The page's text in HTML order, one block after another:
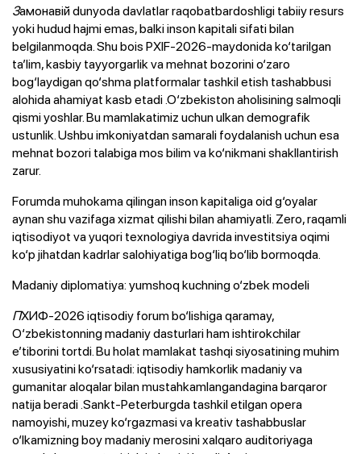
Замонавiй dunyoda davlatlar raqobatbardoshligi tabiiy resurs
yoki hudud hajmi emas, balki inson kapitali sifati bilan
belgilanmoqda. Shu bois PXIF-2026-maydonida ko‘tarilgan
ta’lim, kasbiy tayyorgarlik va mehnat bozorini o‘zaro
bog‘laydigan qo‘shma platformalar tashkil etish tashabbusi
alohida ahamiyat kasb etadi .O‘zbekiston aholisining salmoqli
qismi yoshlar. Bu mamlakatimiz uchun ulkan demografik
ustunlik. Ushbu imkoniyatdan samarali foydalanish uchun esa
mehnat bozori talabiga mos bilim va ko‘nikmani shakllantirish
zarur.
Forumda muhokama qilingan inson kapitaliga oid g‘oyalar
aynan shu vazifaga xizmat qilishi bilan ahamiyatli. Zero, raqamli
iqtisodiyot va yuqori texnologiya davrida investitsiya oqimi
ko‘p jihatdan kadrlar salohiyatiga bog‘liq bo‘lib bormoqda.
Madaniy diplomatiya: yumshoq kuchning o‘zbek modeli
ПХИФ-2026 iqtisodiy forum bo‘lishiga qaramay,
O‘zbekistonning madaniy dasturlari ham ishtirokchilar
e’tiborini tortdi. Bu holat mamlakat tashqi siyosatining muhim
xususiyatini ko‘rsatadi: iqtisodiy hamkorlik madaniy va
gumanitar aloqalar bilan mustahkamlangandagina barqaror
natija beradi .Sankt-Peterburgda tashkil etilgan opera
namoyishi, muzey ko‘rgazmasi va kreativ tashabbuslar
o‘lkamizning boy madaniy merosini xalqaro auditoriyaga